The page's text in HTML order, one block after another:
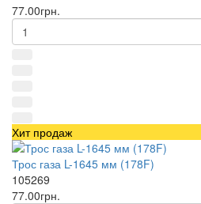
77.00грн.
Хит продаж
Трос газа L-1645 мм (178F)
105269
77.00грн.